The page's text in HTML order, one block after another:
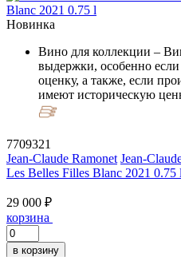
Новинка
Вино для коллекции –
выдержки, особенно
оценку, а также, если
имеют историческую
7709321
Jean-Claude Ramonet Jean-
Les Belles Filles Blanc 2021 0.75 l
29 000 ₽
корзина
в корзину